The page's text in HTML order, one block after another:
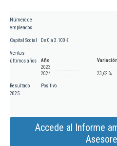
Número de
empleados
Capital Social De 0 a 3.100 €
Ventas
últimos años
Año
Variación
2023
2024
23,62 %
Resultado
2025
Positivo
Accede al Informe